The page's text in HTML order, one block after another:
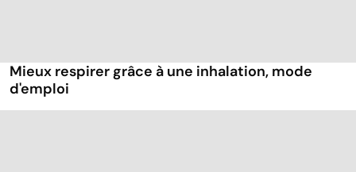
Mieux respirer grâce à une inhalation, mode
d'emploi